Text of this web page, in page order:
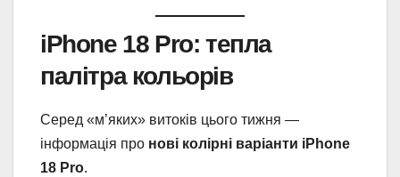
iPhone 18 Pro: тепла
палітра кольорів
Серед «м’яких» витоків цього тижня —
інформація про нові колірні варіанти iPhone
18 Pro.